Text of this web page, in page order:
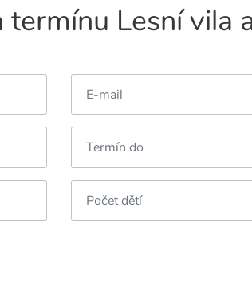
Lesní vila